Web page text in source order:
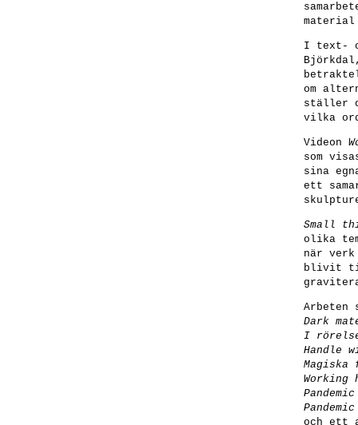
material
I text-
Björkdal
om
ställer
vilka ord
Videon
som
sina
ett
Small
olika
när verk
blivit till
Arbeten
Dark
I
Handle
Magiska
Working
och ett